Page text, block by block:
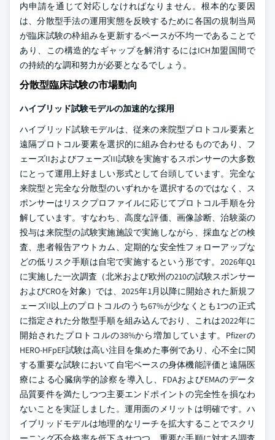
内申請を通じて対応しなければなりません。根本的な要因
は、分散型手法の運用実態を反映するために各国の規制当局
が臨床試験の枠組みを更新するペースが不均一であることで
あり、この構造的なギャップを解消するにはICH加盟国間で
の持続的な調和努力が必要となるでしょう。
分散型臨床試験の市場動向
ハイブリッド試験モデルの加速的な採用
ハイブリッド試験モデルは、従来の来院型プロトコル要素と
遠隔プロトコル要素を選択的に組み合わせるものであり、フ
ェーズIIおよびフェーズIII試験を実施するスポンサーの大多数
にとって運用上好ましい形式として台頭しています。完全な
来院型と完全な分散型のいずれかを選択するのではなく、ス
ポンサーはリスクプロファイルに応じてプロトコル手順を分
解しています。すなわち、高度な評価、画像診断、治験薬の
投与は来院型の試験実施施設で実施しながら、採血などの検
査、患者報告アウトカム、定期的な安全性フォローアップな
どの低リスク手順は自宅で実施するという形です。2026年Q1
に実施した一次調査（北米および欧州の210の試験スポンサー
およびCROを対象）では、2025年1月以降に開始された新規フ
ェーズII以上のプロトコルのうち67%が少なくとも1つの正式
に指定された分散型手順を組み込んでおり、これは2022年に
開始されたプロトコルの38%から増加しています。Pfizerの
HERO-HFpEF試験は高い注目を集めた事例であり、心不全に関
する重要な試験において自宅ベースの身体機能評価と遠隔医
療による心臓病学的診察を導入し、FDAおよびEMAのデータ
品質要件を満たしつつ主要エンドポイントの完全性を損なわ
ないことを実証しました。運用面のメリットは明確です。ハ
イブリッドモデルは地理的なリーチを拡大することでスクリ